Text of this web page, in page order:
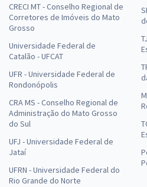
CRECI MT - Conselho Regional de
Corretores de Imóveis do Mato
Grosso
Universidade Federal de
Catalão - UFCAT
UFR - Universidade Federal de
Rondonópolis
CRA MS - Conselho Regional de
Administração do Mato Grosso
do Sul
UFJ - Universidade Federal de
Jataí
UFRN - Universidade Federal do
Rio Grande do Norte